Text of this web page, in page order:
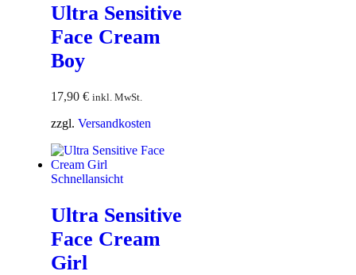
Ultra Sensitive
Face Cream
Boy
17,90 € inkl. MwSt.
zzgl. Versandkosten
Schnellansicht
Ultra Sensitive
Face Cream
Girl